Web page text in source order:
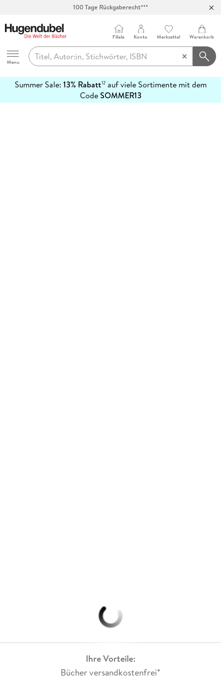
100 Tage Rückgaberecht***
Hugendubel
Menu
Filiale Konto Merkzettel Warenkorb
Summer Sale: 13% Rabatt12auf viele Sortimente mit dem
CodeSOMMER13
erfahren
Ihre Vorteile:
Bücher versandkostenfrei*